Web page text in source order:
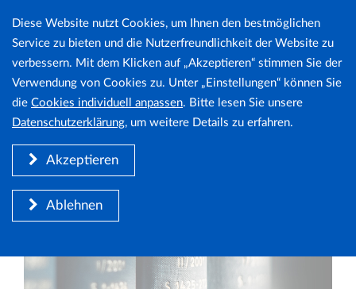
Cookie
Hinweis
Diese Website nutzt Cookies, um Ihnen den bestmöglichen
Service zu bieten und die Nutzerfreundlichkeit der Website zu
verbessern. Mit dem Klicken auf „Akzeptieren“ stimmen Sie der
Verwendung von Cookies zu. Unter „Einstellungen“ können Sie
die Cookies individuell anpassen. Bitte lesen Sie unsere
Datenschutzerklärung, um weitere Details zu erfahren.
Akzeptieren
Ablehnen
Zurück zum Archiv